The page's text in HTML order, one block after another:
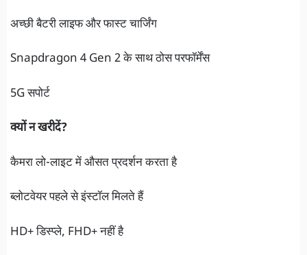
अच्छी बैटरी लाइफ और फास्ट चार्जिंग
Snapdragon 4 Gen 2 के साथ ठोस परफॉर्मेंस
5G सपोर्ट
क्यों न खरीदें?
कैमरा लो-लाइट में औसत प्रदर्शन करता है
ब्लोटवेयर पहले से इंस्टॉल मिलते हैं
HD+ डिस्प्ले, FHD+ नहीं है